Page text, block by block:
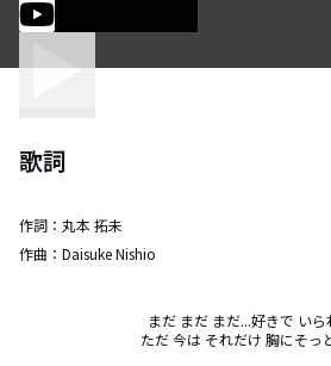
歌詞
作詞： 丸本 拓未
作曲： Daisuke Nishio
まだ まだ まだ...好きで いら
ただ 今は それだけ 胸にそっ